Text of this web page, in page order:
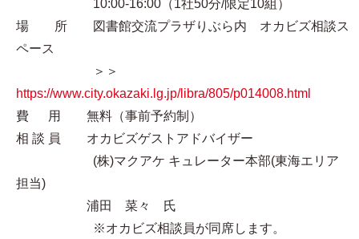
10:00-16:00（1社50分/限定10組）
場 所 図書館交流プラザりぶら内 オカビズ相談ス
ペース
＞＞
https://www.city.okazaki.lg.jp/libra/805/p014008.html
費 用 無料（事前予約制）
相 談 員 オカビズゲストアドバイザー
(株)マクアケ キュレーター本部(東海エリア
担当)
浦田 菜々 氏
※オカビズ相談員が同席します。